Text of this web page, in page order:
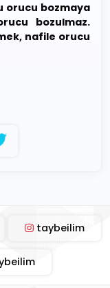
orucu bozmaya
bozulmaz.
nafile orucu
taybeilim